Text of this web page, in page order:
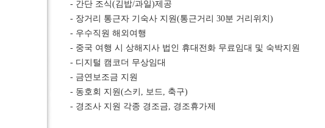
- 간단 조식(김밥/과일)제공
- 장거리 통근자 기숙사 지원(통근거리 30분 거리위치)
- 우수직원 해외여행
- 중국 여행 시 상해지사 법인 휴대전화 무료임대 및 숙박지원
- 디지털 캠코더 무상임대
- 금연보조금 지원
- 동호회 지원(스키, 보드, 축구)
- 경조사 지원 각종 경조금, 경조휴가제